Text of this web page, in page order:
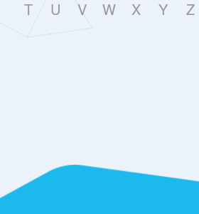
T
U V W X Y Z